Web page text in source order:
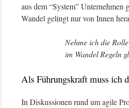
aus dem “System”
Wandel gelingt nur von Innen
Nehme ich die
im Wandel Regeln
Als Führungskraft muss ich
In Diskussionen rund um agile